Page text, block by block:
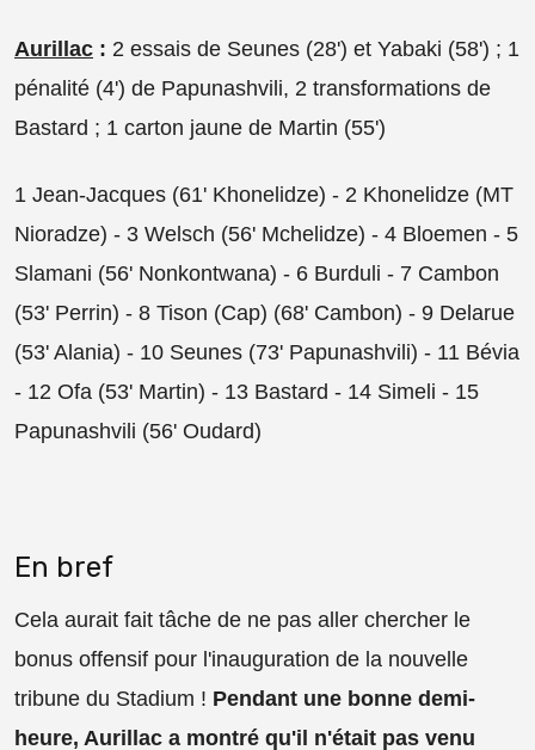
Aurillac : 2 essais de Seunes (28') et Yabaki (58') ; 1
pénalité (4') de Papunashvili, 2 transformations de
Bastard ; 1 carton jaune de Martin (55')
1 Jean-Jacques (61' Khonelidze) - 2 Khonelidze (MT
Nioradze) - 3 Welsch (56' Mchelidze) - 4 Bloemen - 5
Slamani (56' Nonkontwana) - 6 Burduli - 7 Cambon
(53' Perrin) - 8 Tison (Cap) (68' Cambon) - 9 Delarue
(53' Alania) - 10 Seunes (73' Papunashvili) - 11 Bévia
- 12 Ofa (53' Martin) - 13 Bastard - 14 Simeli - 15
Papunashvili (56' Oudard)
En bref
Cela aurait fait tâche de ne pas aller chercher le
bonus offensif pour l'inauguration de la nouvelle
tribune du Stadium ! Pendant une bonne demi-
heure, Aurillac a montré qu'il n'était pas venu